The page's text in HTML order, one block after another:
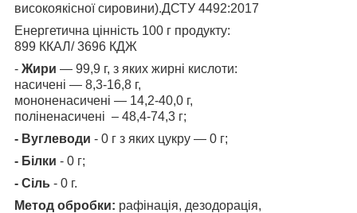
високоякісної сировини).ДСТУ 4492:2017
Енергетична цінність 100 г продукту:
899 ККАЛ/ 3696 КДЖ
- Жири — 99,9 г, з яких жирні кислоти:
насичені — 8,3-16,8 г,
мононенасичені — 14,2-40,0 г,
поліненасичені – 48,4-74,3 г;
- Вуглеводи - 0 г з яких цукру — 0 г;
- Білки - 0 г;
- Сіль - 0 г.
Метод обробки: рафінація, дезодорація,